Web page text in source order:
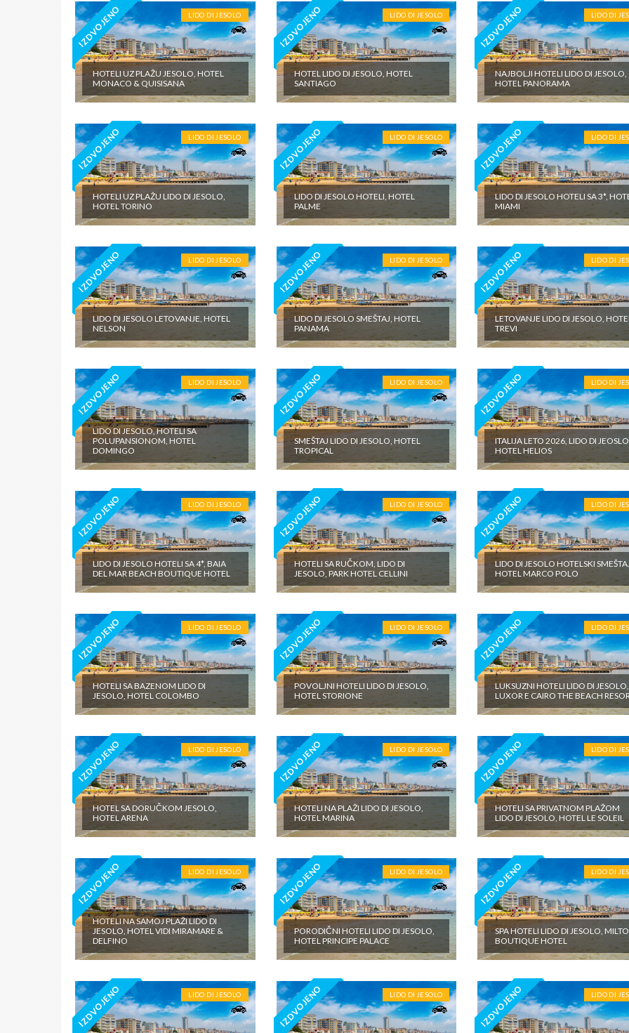
IZDVOJENO LIDO DI JESOLO
HOTELI UZ PLAŽU JESOLO, HOTEL
MONACO & QUISISANA
IZDVOJENO LIDO DI JESOLO
HOTEL LIDO DI JESOLO, HOTEL
SANTIAGO
IZDVOJENO LIDO DI
NAJBOLJI HOTELI LIDO DI JESOLO,
HOTEL PANORAMA
IZDVOJENO LIDO DI JESOLO
HOTELI UZ PLAŽU LIDO DI JESOLO,
HOTEL TORINO
IZDVOJENO LIDO DI JESOLO
LIDO DI JESOLO HOTELI, HOTEL
PALME
IZDVOJENO LIDO DI
LIDO DI JESOLO HOTELI SA 3*,
MIAMI
IZDVOJENO LIDO DI JESOLO
LIDO DI JESOLO LETOVANJE, HOTEL
NELSON
IZDVOJENO LIDO DI JESOLO
LIDO DI JESOLO SMEŠTAJ, HOTEL
PANAMA
IZDVOJENO LIDO DI
LETOVANJE LIDO DI JESOLO,
TREVI
IZDVOJENO LIDO DI JESOLO
LIDO DI JESOLO, HOTELI SA
POLUPANSIONOM, HOTEL
DOMINGO
IZDVOJENO LIDO DI JESOLO
SMEŠTAJ LIDO DI JESOLO, HOTEL
TROPICAL
IZDVOJENO LIDO DI
ITALIJA LETO 2026, LIDO DI
HOTEL HELIOS
IZDVOJENO LIDO DI JESOLO
LIDO DI JESOLO HOTELI SA 4*, BAIA
DEL MAR BEACH BOUTIQUE HOTEL
IZDVOJENO LIDO DI JESOLO
HOTELI SA RUČKOM, LIDO DI
JESOLO, PARK HOTEL CELLINI
IZDVOJENO LIDO DI
LIDO DI JESOLO HOTELSKI
HOTEL MARCO POLO
IZDVOJENO LIDO DI JESOLO
HOTELI SA BAZENOM LIDO DI
JESOLO, HOTEL COLOMBO
IZDVOJENO LIDO DI JESOLO
POVOLJNI HOTELI LIDO DI JESOLO,
HOTEL STORIONE
IZDVOJENO LIDO DI
LUKSUZNI HOTELI LIDO DI JESOLO,
LUXOR E CAIRO THE BEACH
IZDVOJENO LIDO DI JESOLO
HOTEL SA DORUČKOM JESOLO,
HOTEL ARENA
IZDVOJENO LIDO DI JESOLO
HOTELI NA PLAŽI LIDO DI JESOLO,
HOTEL MARINA
IZDVOJENO LIDO DI
HOTELI SA PRIVATNOM PLAŽOM
LIDO DI JESOLO, HOTEL LE SOLEIL
IZDVOJENO LIDO DI JESOLO
HOTELI NA SAMOJ PLAŽI LIDO DI
JESOLO, HOTEL VIDI MIRAMARE &
DELFINO
IZDVOJENO LIDO DI JESOLO
PORODIČNI HOTELI LIDO DI JESOLO,
HOTEL PRINCIPE PALACE
IZDVOJENO LIDO DI
SPA HOTELI LIDO DI JESOLO,
BOUTIQUE HOTEL
IZDVOJENO LIDO DI JESOLO IZDVOJENO LIDO DI JESOLO IZDVOJENO LIDO DI